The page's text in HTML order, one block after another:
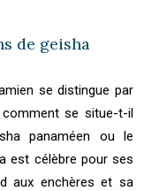
de geisha
se distingue par
se situe-t-il
panaméen ou le
est célèbre pour ses
aux enchères et sa